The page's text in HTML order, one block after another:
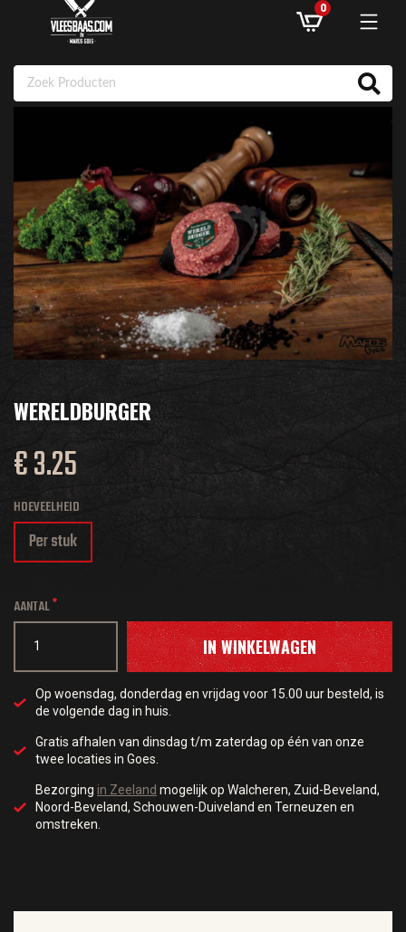
AANBIEDINGEN
RECEPTEN
KLANTENSERVICE
INLOGGEN
0
WERELDBURGER
€ 3.25
HOEVEELHEID
Per stuk
AANTAL
IN WINKELWAGEN
Op woensdag, donderdag en vrijdag voor 15.00 uur besteld, is
de volgende dag in huis.
Gratis afhalen van dinsdag t/m zaterdag op één van onze
twee locaties in Goes.
Bezorging in Zeeland mogelijk op Walcheren, Zuid-Beveland,
Noord-Beveland, Schouwen-Duiveland en Terneuzen en
omstreken.